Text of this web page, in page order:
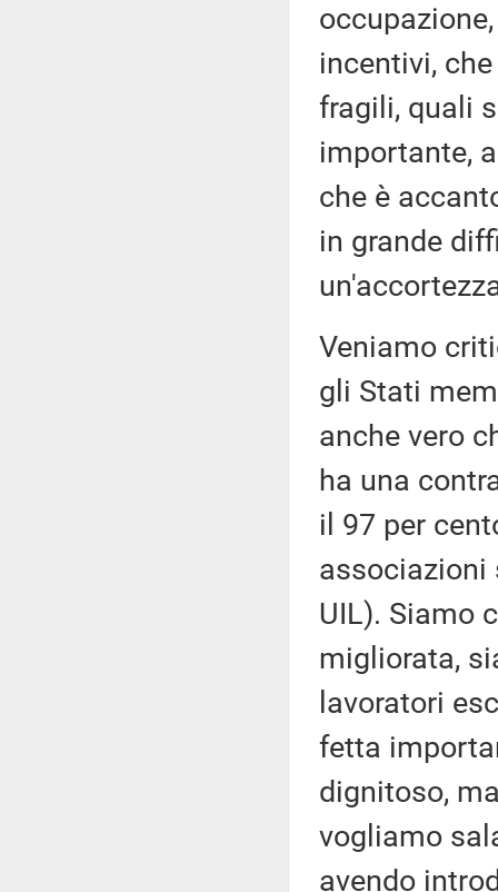
incentivi,
fragili, quali
importante,
che è
in grande
Veniamo
gli Stati
anche vero
ha una
il 97 per
associazioni
UIL). Siamo
migliorata,
lavoratori
fetta
dignitoso,
vogliamo
avendo